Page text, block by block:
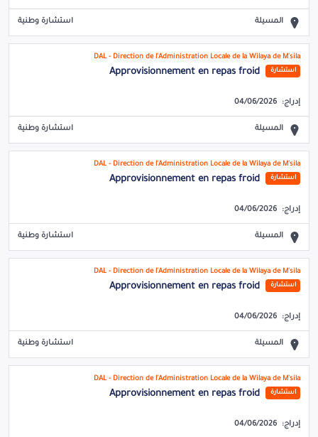
المسيلة استشارة وطنية
DAL - Direction de l'Administration Locale de la Wilaya de M'sila
استشارة Approvisionnement en repas froid
إدراج: 04/06/2026
المسيلة استشارة وطنية
DAL - Direction de l'Administration Locale de la Wilaya de M'sila
استشارة Approvisionnement en repas froid
إدراج: 04/06/2026
المسيلة استشارة وطنية
DAL - Direction de l'Administration Locale de la Wilaya de M'sila
استشارة Approvisionnement en repas froid
إدراج: 04/06/2026
المسيلة استشارة وطنية
DAL - Direction de l'Administration Locale de la Wilaya de M'sila
استشارة Approvisionnement en repas froid
إدراج: 04/06/2026